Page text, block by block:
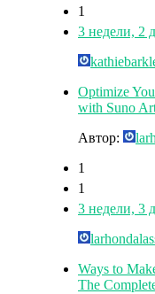
1
3 недели, 2
Optimize
with Suno
Автор:
1
1
3 недели, 3
Ways to
The